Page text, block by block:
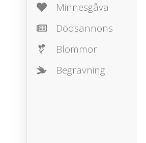
Minnesgåva
Dödsannons
Blommor
Begravning